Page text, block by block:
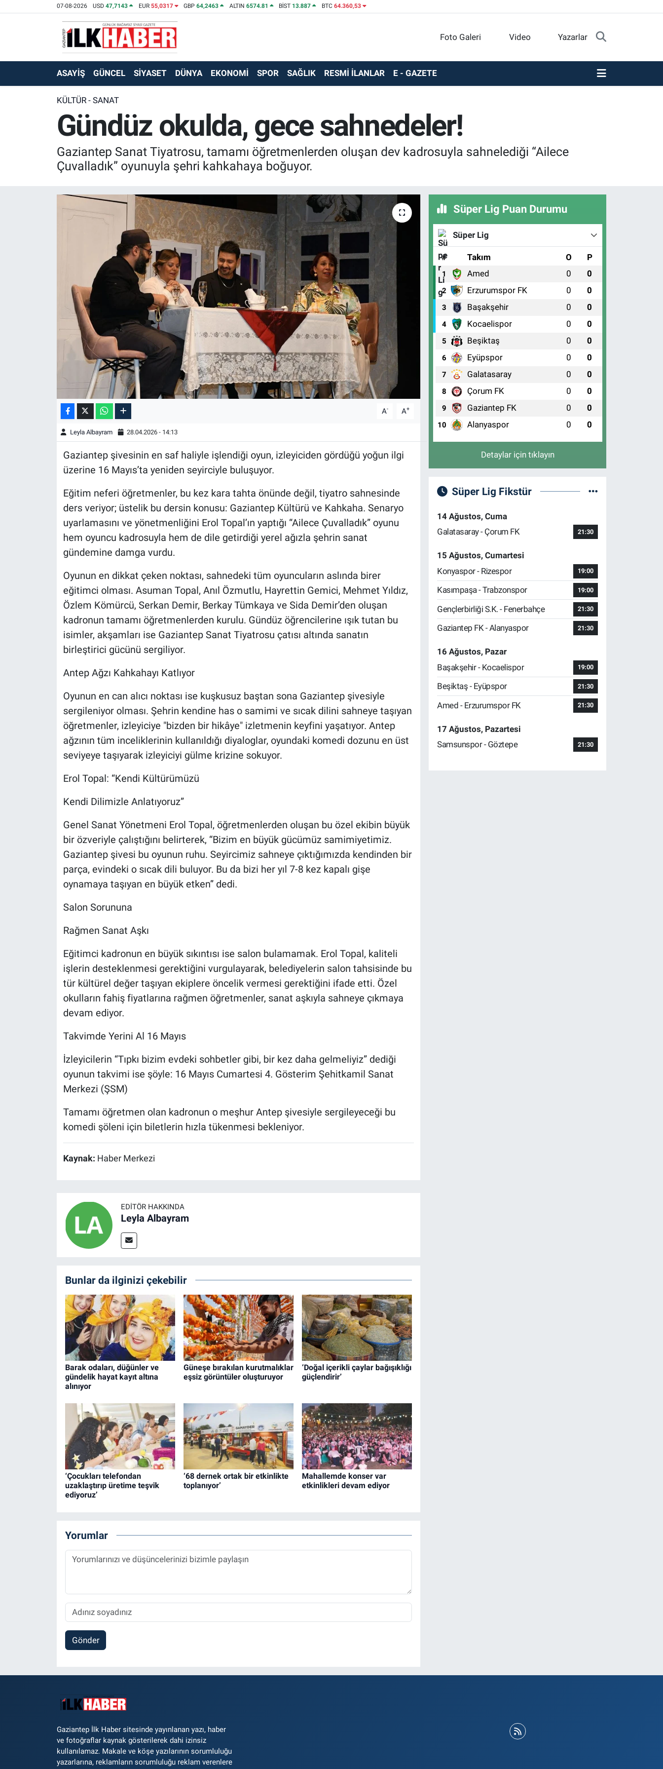
07-08-2026 USD47,7143 EUR 55,0317 GBP64,2463 ALTIN 6574.81 BİST 13.887 BTC 64.360,53
Foto Galeri Video Yazarlar
ASAYİŞ GÜNCEL SİYASET DÜNYA EKONOMİ SPOR SAĞLIK RESMİ İLANLAR E - GAZETE
KÜLTÜR - SANAT
Gündüz okulda, gece sahnedeler!
Gaziantep Sanat Tiyatrosu, tamamı öğretmenlerden oluşan dev kadrosuyla sahnelediği “Ailece
Çuvalladık” oyunuyla şehri kahkahaya boğuyor.
A- A+
Leyla Albayram 28.04.2026 - 14:13
Gaziantep şivesinin en saf haliyle işlendiği oyun, izleyiciden gördüğü yoğun ilgi
üzerine 16 Mayıs’ta yeniden seyirciyle buluşuyor.
Eğitim neferi öğretmenler, bu kez kara tahta önünde değil, tiyatro sahnesinde
ders veriyor; üstelik bu dersin konusu: Gaziantep Kültürü ve Kahkaha. Senaryo
uyarlamasını ve yönetmenliğini Erol Topal’ın yaptığı “Ailece Çuvalladık” oyunu
hem oyuncu kadrosuyla hem de dile getirdiği yerel ağızla şehrin sanat
gündemine damga vurdu.
Oyunun en dikkat çeken noktası, sahnedeki tüm oyuncuların aslında birer
eğitimci olması. Asuman Topal, Anıl Özmutlu, Hayrettin Gemici, Mehmet Yıldız,
Özlem Kömürcü, Serkan Demir, Berkay Tümkaya ve Sida Demir’den oluşan
kadronun tamamı öğretmenlerden kurulu. Gündüz öğrencilerine ışık tutan bu
isimler, akşamları ise Gaziantep Sanat Tiyatrosu çatısı altında sanatın
birleştirici gücünü sergiliyor.
Antep Ağzı Kahkahayı Katlıyor
Oyunun en can alıcı noktası ise kuşkusuz baştan sona Gaziantep şivesiyle
sergileniyor olması. Şehrin kendine has o samimi ve sıcak dilini sahneye taşıyan
öğretmenler, izleyiciye "bizden bir hikâye" izletmenin keyfini yaşatıyor. Antep
ağzının tüm inceliklerinin kullanıldığı diyaloglar, oyundaki komedi dozunu en üst
seviyeye taşıyarak izleyiciyi gülme krizine sokuyor.
Erol Topal: “Kendi Kültürümüzü
Kendi Dilimizle Anlatıyoruz”
Genel Sanat Yönetmeni Erol Topal, öğretmenlerden oluşan bu özel ekibin büyük
bir özveriyle çalıştığını belirterek, “Bizim en büyük gücümüz samimiyetimiz.
Gaziantep şivesi bu oyunun ruhu. Seyircimiz sahneye çıktığımızda kendinden bir
parça, evindeki o sıcak dili buluyor. Bu da bizi her yıl 7-8 kez kapalı gişe
oynamaya taşıyan en büyük etken” dedi.
Salon Sorununa
Rağmen Sanat Aşkı
Eğitimci kadronun en büyük sıkıntısı ise salon bulamamak. Erol Topal, kaliteli
işlerin desteklenmesi gerektiğini vurgulayarak, belediyelerin salon tahsisinde bu
tür kültürel değer taşıyan ekiplere öncelik vermesi gerektiğini ifade etti. Özel
okulların fahiş fiyatlarına rağmen öğretmenler, sanat aşkıyla sahneye çıkmaya
devam ediyor.
Takvimde Yerini Al 16 Mayıs
İzleyicilerin “Tıpkı bizim evdeki sohbetler gibi, bir kez daha gelmeliyiz” dediği
oyunun takvimi ise şöyle: 16 Mayıs Cumartesi 4. Gösterim Şehitkamil Sanat
Merkezi (ŞSM)
Tamamı öğretmen olan kadronun o meşhur Antep şivesiyle sergileyeceği bu
komedi şöleni için biletlerin hızla tükenmesi bekleniyor.
Kaynak: Haber Merkezi
EDITÖR HAKKINDA
Leyla Albayram
Bunlar da ilginizi çekebilir
Barak odaları, düğünler ve
gündelik hayat kayıt altına
alınıyor
Güneşe bırakılan kurutmalıklar
eşsiz görüntüler oluşturuyor
‘Doğal içerikli çaylar bağışıklığı
güçlendirir’
‘Çocukları telefondan
uzaklaştırıp üretime teşvik
ediyoruz’
‘68 dernek ortak bir etkinlikte
toplanıyor’
Mahallemde konser var
etkinlikleri devam ediyor
Yorumlar
Gönder
Süper Lig Puan Durumu
Süper Lig
# Takım O P
1 Amed 0 0
2 Erzurumspor FK 0 0
3 Başakşehir 0 0
4 Kocaelispor 0 0
5 Beşiktaş 0 0
6 Eyüpspor 0 0
7 Galatasaray 0 0
8 Çorum FK 0 0
9 Gaziantep FK 0 0
10 Alanyaspor 0 0
Detaylar için tıklayın
Süper Lig Fikstür
14 Ağustos, Cuma
Galatasaray - Çorum FK
21:30
15 Ağustos, Cumartesi
Konyaspor - Rizespor
19:00
Kasımpaşa - Trabzonspor 19:00
Gençlerbirliği S.K. - Fenerbahçe 21:30
Gaziantep FK - Alanyaspor 21:30
16 Ağustos, Pazar
Başakşehir - Kocaelispor
19:00
Beşiktaş - Eyüpspor 21:30
Amed - Erzurumspor FK 21:30
17 Ağustos, Pazartesi
Samsunspor - Göztepe
21:30
Gaziantep İlk Haber sitesinde yayınlanan yazı, haber
ve fotoğraflar kaynak gösterilerek dahi izinsiz
kullanılamaz. Makale ve köşe yazılarının sorumluluğu
yazarlarına, reklamların sorumluluğu reklam verenlere
EKONOMİ
SİYASET
SAĞLIK
TEKNOLOJİ
KÜLTÜR - SANAT
Beyoğlu Hava Durumu
Beyoğlu Trafik Yoğunluk Haritası
Süper Lig Puan Durumu ve Fikstür
Tüm Manşetler
Son Dakika Haberleri
Haber Arşivi